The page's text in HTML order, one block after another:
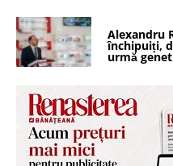
Alexandru
închipuiți,
urmă